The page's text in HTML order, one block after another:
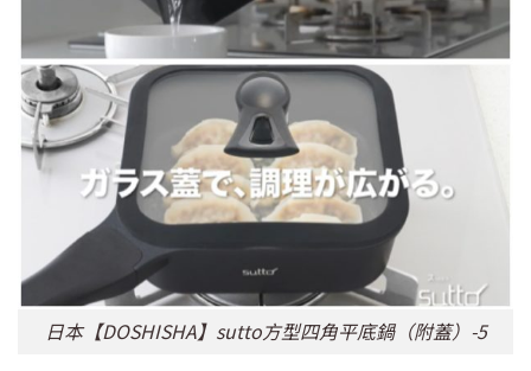
日本【DOSHISHA】sutto方型四角平底鍋（附蓋）-5